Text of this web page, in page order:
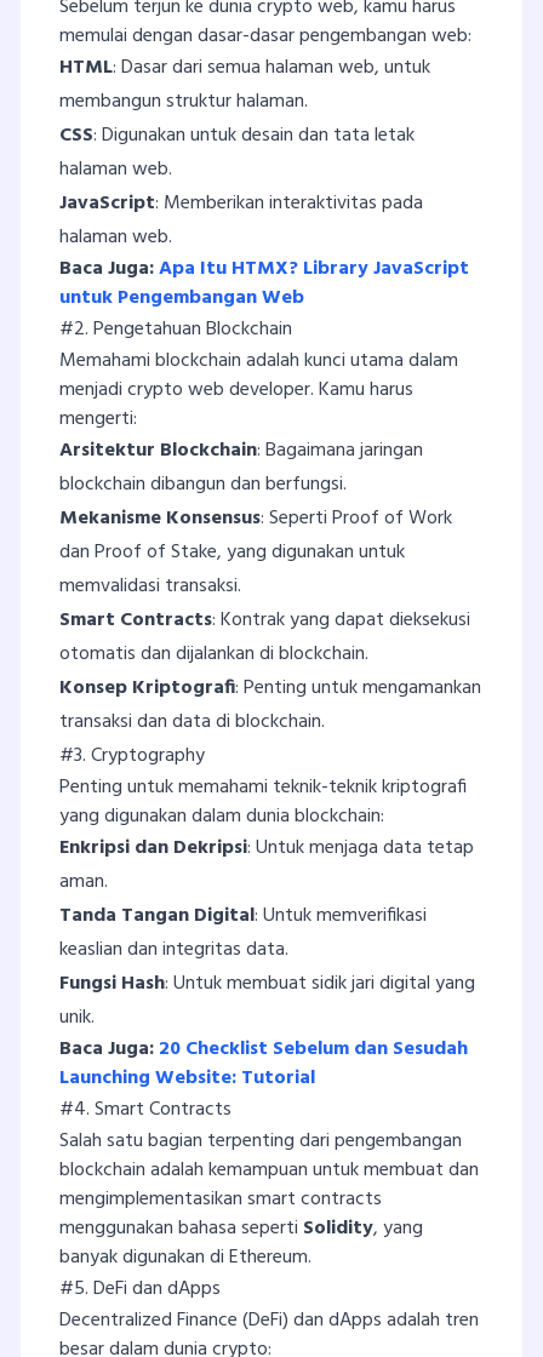
Sebelum terjun ke dunia crypto web, kamu harus
memulai dengan dasar-dasar pengembangan web:
HTML: Dasar dari semua halaman web, untuk
membangun struktur halaman.
CSS: Digunakan untuk desain dan tata letak
halaman web.
JavaScript: Memberikan interaktivitas pada
halaman web.
Baca Juga:Apa Itu HTMX? Library JavaScript
untuk Pengembangan Web
#2. Pengetahuan Blockchain
Memahami blockchain adalah kunci utama dalam
menjadi crypto web developer. Kamu harus
mengerti:
Arsitektur Blockchain: Bagaimana jaringan
blockchain dibangun dan berfungsi.
Mekanisme Konsensus: Seperti Proof of Work
dan Proof of Stake, yang digunakan untuk
memvalidasi transaksi.
Smart Contracts: Kontrak yang dapat dieksekusi
otomatis dan dijalankan di blockchain.
Konsep Kriptografi: Penting untuk mengamankan
transaksi dan data di blockchain.
#3. Cryptography
Penting untuk memahami teknik-teknik kriptografi
yang digunakan dalam dunia blockchain:
Enkripsi dan Dekripsi: Untuk menjaga data tetap
aman.
Tanda Tangan Digital: Untuk memverifikasi
keaslian dan integritas data.
Fungsi Hash: Untuk membuat sidik jari digital yang
unik.
Baca Juga:20 Checklist Sebelum dan Sesudah
Launching Website: Tutorial
#4. Smart Contracts
Salah satu bagian terpenting dari pengembangan
blockchain adalah kemampuan untuk membuat dan
mengimplementasikan smart contracts
menggunakan bahasa seperti Solidity, yang
banyak digunakan di Ethereum.
#5. DeFi dan dApps
Decentralized Finance (DeFi) dan dApps adalah tren
besar dalam dunia crypto: